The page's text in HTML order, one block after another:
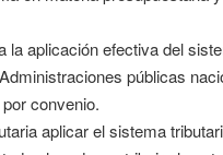
la aplicación efectiva del
públicas
convenio.
aplicar el sistema